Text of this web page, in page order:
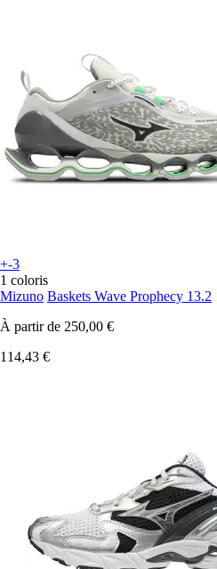
+-3
1 coloris
Mizuno Baskets Wave Prophecy 13.2
À partir de 250,00 €
114,43 €